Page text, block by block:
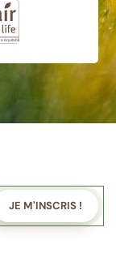
JE M'INSCRIS !